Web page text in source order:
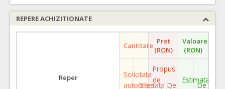
REPERE ACHIZITIONATE
Reper
Cantitate Pret
(RON)
Valoare
(RON)
Solicitata
autoritate
Ofertata
Propus
de
De
Estimata
De